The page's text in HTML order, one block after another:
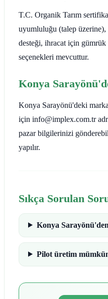
T.C. Organik Tarım
uyumluluğu (talep
desteği, ihracat için gümrük
seçenekleri mevcuttur.
Konya
Konya Sarayönü'deki
için info@implex.com.tr
pazar bilgilerinizi
yapılır.
Sıkça Sorulan
Konya
Pilot üretim